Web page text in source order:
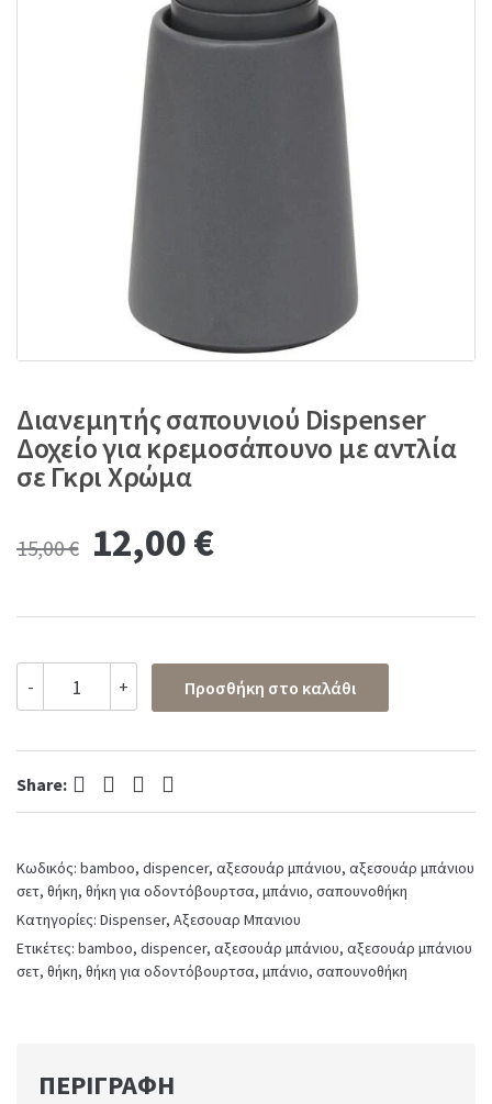
Διανεμητής σαπουνιού Dispenser
Δοχείο για κρεμοσάπουνο με αντλία
σε Γκρι Χρώμα
15,00€ Original
was:
15,00 €.
12,00€Current
is:
12,00 €.
-
σαπουνιού
Dispenser
κρεμοσάπουνο
Γκρι
Χρώμα
quantity
+ Προσθήκη στο καλάθι
Share: Facebook Twitter Pinterest LinkedIn
Κωδικός: bamboo, dispencer, αξεσουάρ μπάνιου, αξεσουάρ μπάνιου
σετ, θήκη, θήκη για οδοντόβουρτσα, μπάνιο, σαπουνοθήκη
Κατηγορίες: Dispenser, Αξεσουαρ Μπανιου
Ετικέτες: bamboo, dispencer, αξεσουάρ μπάνιου, αξεσουάρ μπάνιου
σετ, θήκη, θήκη για οδοντόβουρτσα, μπάνιο, σαπουνοθήκη
ΠΕΡΙΓΡΑΦΉ